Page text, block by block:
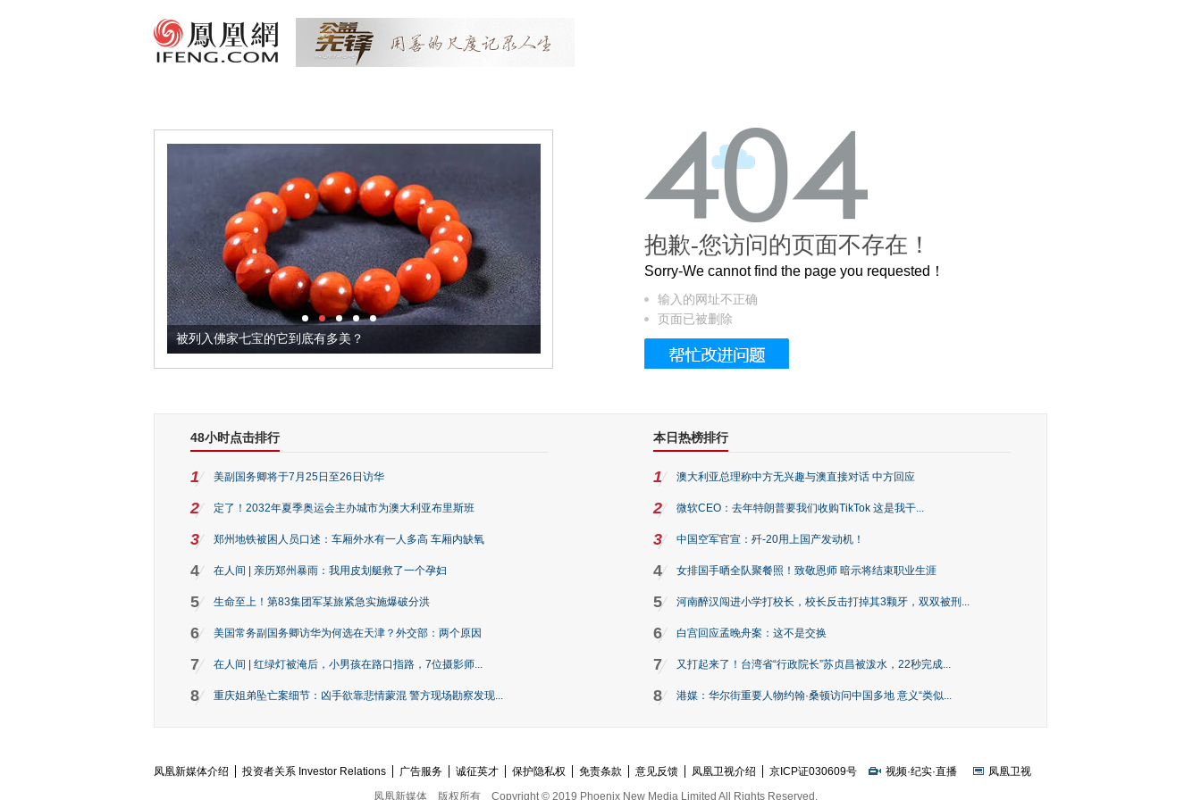
被列入佛家七宝的它到底有多美？ 这个3.2米的长卷，还原了600岁的紫禁城
抱歉-您访问的页面不存在！
Sorry-We cannot find the page you requested！
输入的网址不正确
页面已被删除
48小时点击排行
1 美副国务卿将于7月25日至26日访华
2 定了！2032年夏季奥运会主办城市为澳大利亚布里斯班
3 郑州地铁被困人员口述：车厢外水有一人多高 车厢内缺氧
4 在人间 | 亲历郑州暴雨：我用皮划艇救了一个孕妇
5 生命至上！第83集团军某旅紧急实施爆破分洪
6 美国常务副国务卿访华为何选在天津？外交部：两个原因
7 在人间 | 红绿灯被淹后，小男孩在路口指路，7位摄影师...
8 重庆姐弟坠亡案细节：凶手欲靠悲情蒙混 警方现场勘察发现...
本日热榜排行
1 澳大利亚总理称中方无兴趣与澳直接对话 中方回应
2 微软CEO：去年特朗普要我们收购TikTok 这是我干...
3 中国空军官宣：歼-20用上国产发动机！
4 女排国手晒全队聚餐照！致敬恩师 暗示将结束职业生涯
5 河南醉汉闯进小学打校长，校长反击打掉其3颗牙，双双被刑...
6 白宫回应孟晚舟案：这不是交换
7 又打起来了！台湾省“行政院长”苏贞昌被泼水，22秒完成...
8 港媒：华尔街重要人物约翰·桑顿访问中国多地 意义“类似...
凤凰新媒体介绍 投资者关系 Investor Relations 广告服务 诚征英才 保护隐私权 免责条款 意见反馈 凤凰卫视介绍 京ICP证030609号 视频·纪实·直播
凤凰卫视
凤凰新媒体
版权所有 Copyright © 2019 Phoenix New Media Limited All Rights Reserved.